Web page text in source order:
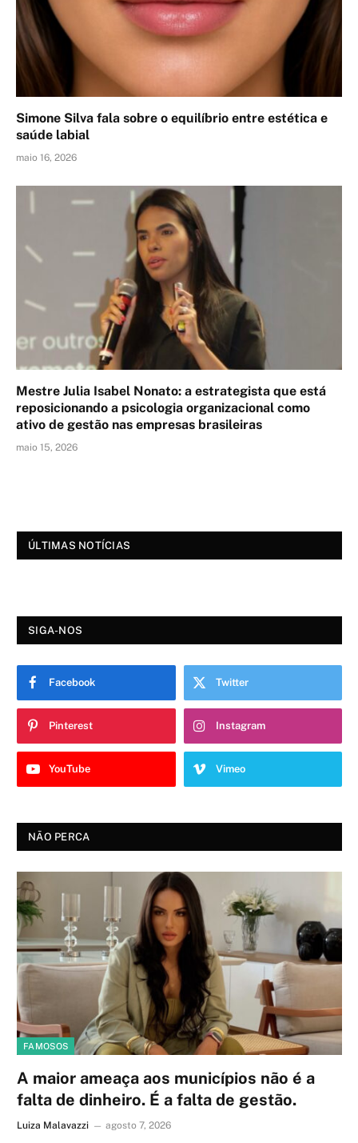
Simone Silva fala sobre o equilíbrio entre estética e
saúde labial
maio 16, 2026
Mestre Julia Isabel Nonato: a estrategista que está
reposicionando a psicologia organizacional como
ativo de gestão nas empresas brasileiras
maio 15, 2026
ÚLTIMAS NOTÍCIAS
SIGA-NOS
Facebook Twitter
Pinterest Instagram
YouTube Vimeo
NÃO PERCA
FAMOSOS
A maior ameaça aos municípios não é a
falta de dinheiro. É a falta de gestão.
Luiza Malavazzi agosto 7, 2026